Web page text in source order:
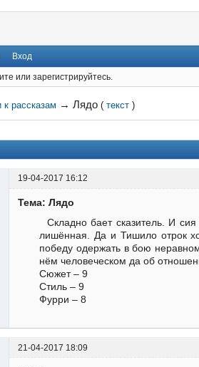
Вход
или зарегистрируйтесь.
к рассказам →Лядо (текст )
19-04-2017 16:12
Тема: Лядо
Складно бает сказитель. И
лишённая. Да и Тишило отрок
победу одержать в бою
нём человеческом да об
Сюжет – 9
Стиль – 9
Фурри – 8
21-04-2017 18:09